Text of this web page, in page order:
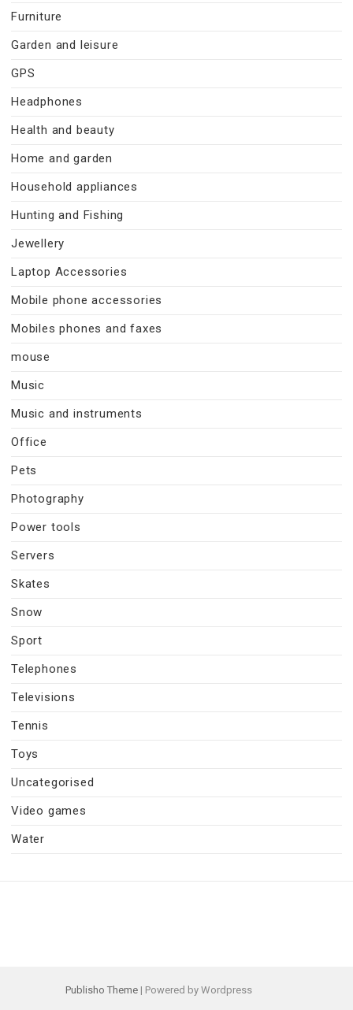
Furniture
Garden and leisure
GPS
Headphones
Health and beauty
Home and garden
Household appliances
Hunting and Fishing
Jewellery
Laptop Accessories
Mobile phone accessories
Mobiles phones and faxes
mouse
Music
Music and instruments
Office
Pets
Photography
Power tools
Servers
Skates
Snow
Sport
Telephones
Televisions
Tennis
Toys
Uncategorised
Video games
Water
Publisho Theme | Powered by Wordpress